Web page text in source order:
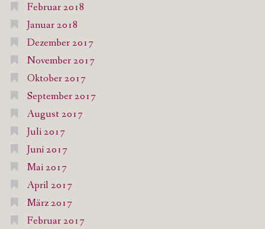
Februar 2018
Januar 2018
Dezember 2017
November 2017
Oktober 2017
September 2017
August 2017
Juli 2017
Juni 2017
Mai 2017
April 2017
März 2017
Februar 2017